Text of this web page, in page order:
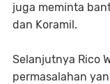
juga meminta
dan Koramil.
Selanjutnya Rico
permasalahan